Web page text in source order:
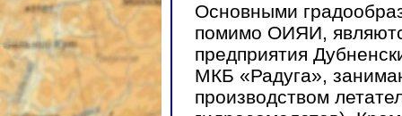
Основными
помимо ОИЯИ,
предприятия
МКБ «Радуга»,
производством